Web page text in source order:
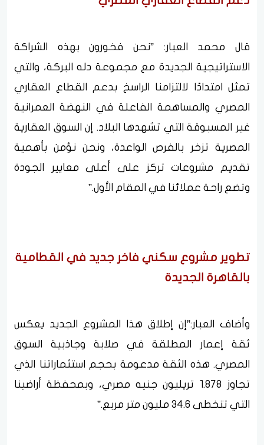
قال محمد العبار: ”نحن فخورون بهذه الشراكة
الاستراتيجية الجديدة مع مجموعة دله البركة، والتي
تمثل امتدادًا لالتزامنا الراسخ بدعم القطاع العقاري
المصري والمساهمة الفاعلة في النهضة العمرانية
غير المسبوقة التي تشهدها البلاد. إن السوق العقارية
المصرية تزخر بالفرص الواعدة، ونحن نؤمن بأهمية
تقديم مشروعات تركز على أعلى معايير الجودة
وتضع راحة عملائنا في المقام الأول.”
تطوير مشروع سكني فاخر جديد في القطامية
بالقاهرة الجديدة
وأضاف العبار:”إن إطلاق هذا المشروع الجديد يعكس
ثقة إعمار المطلقة في صلابة وجاذبية السوق
المصري. هذه الثقة مدعومة بحجم استثماراتنا الذي
تجاوز 1.878 تريليون جنيه مصري، وبمحفظة أراضينا
التي تتخطى 34.6 مليون متر مربع.”